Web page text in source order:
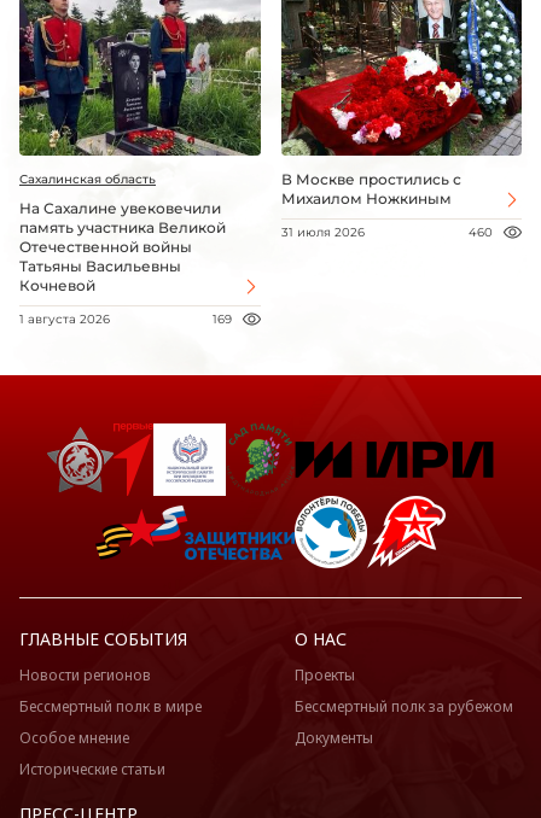
Сахалинская область
На Сахалине увековечили
память участника Великой
Отечественной войны
Татьяны Васильевны
Кочневой
1 августа 2026 169
В Москве простились с
Михаилом Ножкиным
31 июля 2026 460
ГЛАВНЫЕ СОБЫТИЯ
Новости регионов
Бессмертный полк в мире
Особое мнение
Исторические статьи
О НАС
Проекты
Бессмертный полк за рубежом
Документы